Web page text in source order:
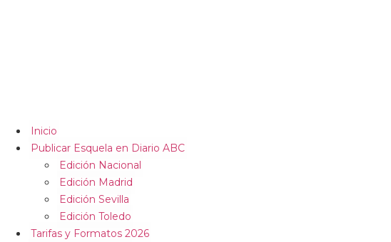
Inicio
Publicar Esquela en Diario ABC
Edición Nacional
Edición Madrid
Edición Sevilla
Edición Toledo
Tarifas y Formatos 2026